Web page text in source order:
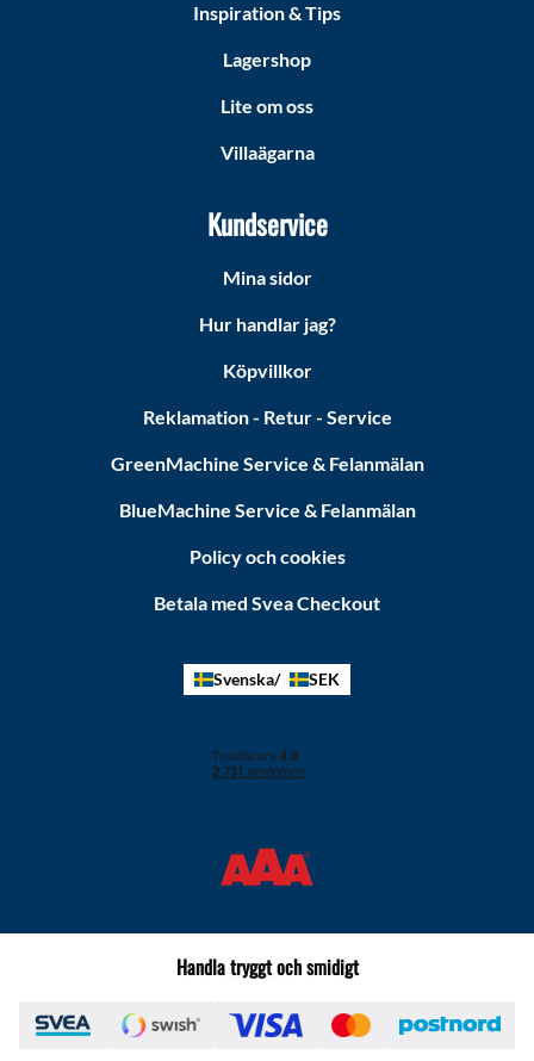
Inspiration & Tips
Lagershop
Lite om oss
Villaägarna
Kundservice
Mina sidor
Hur handlar jag?
Köpvillkor
Reklamation - Retur - Service
GreenMachine Service & Felanmälan
BlueMachine Service & Felanmälan
Policy och cookies
Betala med Svea Checkout
Svenska SEK
Handla tryggt och smidigt